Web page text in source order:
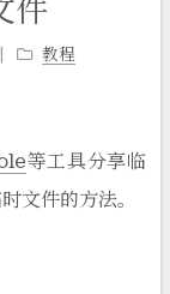
件
教程
等工具分享临
文件的方法。